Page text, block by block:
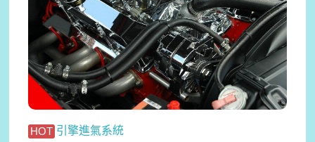
HOT 引擎進氣系統